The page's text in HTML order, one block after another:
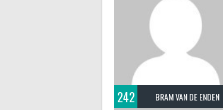
242 BRAM VAN DE ENDEN